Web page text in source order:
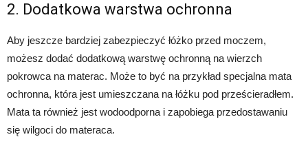
2. Dodatkowa warstwa ochronna
Aby jeszcze bardziej zabezpieczyć łóżko przed moczem,
możesz dodać dodatkową warstwę ochronną na wierzch
pokrowca na materac. Może to być na przykład specjalna mata
ochronna, która jest umieszczana na łóżku pod prześcieradłem.
Mata ta również jest wodoodporna i zapobiega przedostawaniu
się wilgoci do materaca.